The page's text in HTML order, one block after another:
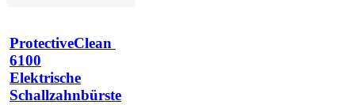
ProtectiveClean
6100
Elektrische
Schallzahnbürste